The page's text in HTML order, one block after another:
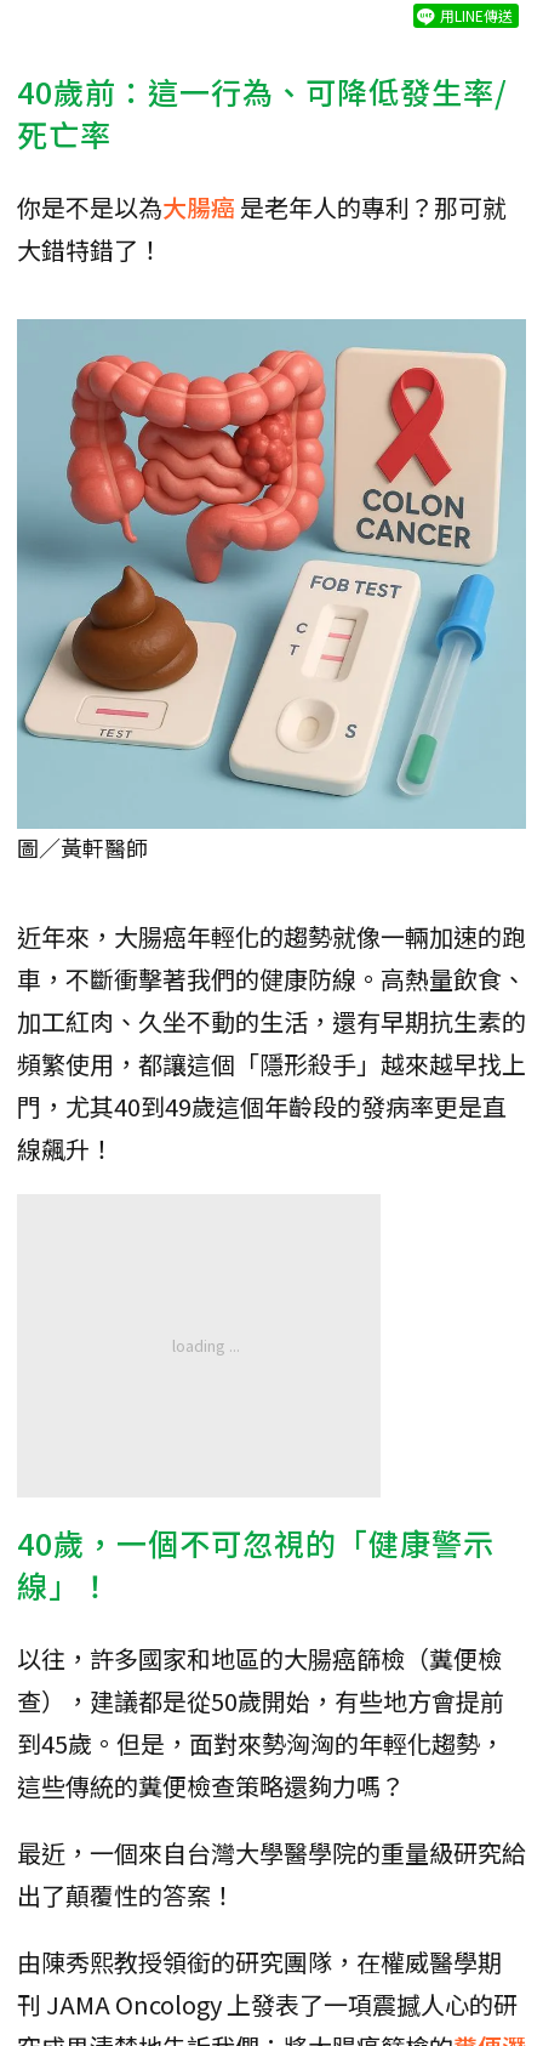
用LINE傳送
40歲前：這一行為、可降低發生率/
死亡率
你是不是以為大腸癌 是老年人的專利？那可就
大錯特錯了！
圖／黃軒醫師
近年來，大腸癌年輕化的趨勢就像一輛加速的跑
車，不斷衝擊著我們的健康防線。高熱量飲食、
加工紅肉、久坐不動的生活，還有早期抗生素的
頻繁使用，都讓這個「隱形殺手」越來越早找上
門，尤其40到49歲這個年齡段的發病率更是直
線飆升！
40歲，一個不可忽視的「健康警示
線」！
以往，許多國家和地區的大腸癌篩檢（糞便檢
查），建議都是從50歲開始，有些地方會提前
到45歲。但是，面對來勢洶洶的年輕化趨勢，
這些傳統的糞便檢查策略還夠力嗎？
最近，一個來自台灣大學醫學院的重量級研究給
出了顛覆性的答案！
由陳秀熙教授領銜的研究團隊，在權威醫學期
刊 JAMA Oncology 上發表了一項震撼人心的研